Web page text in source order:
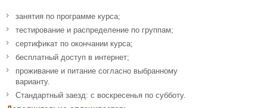
занятия по программе курса;
тестирование и распределение по группам;
сертификат по окончании курса;
бесплатный доступ в интернет;
проживание и питание согласно выбранному
варианту.
Стандартный заезд: с воскресенья по субботу.